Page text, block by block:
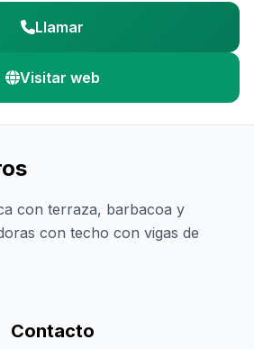
Llamar
Visitar web
con terraza, barbacoa y
con techo con vigas de
Contacto